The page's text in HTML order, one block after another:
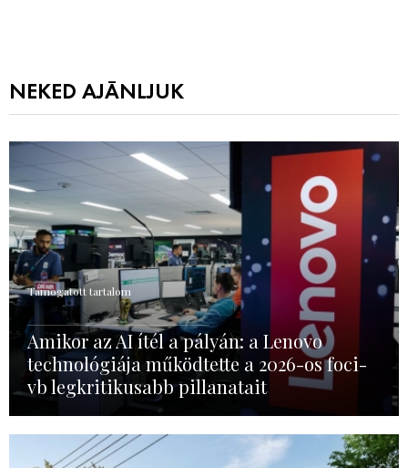
NEKED AJÁNLJUK
Támogatott tartalom
Amikor az AI ítél a pályán: a Lenovo
technológiája működtette a 2026-os foci-
vb legkritikusabb pillanatait